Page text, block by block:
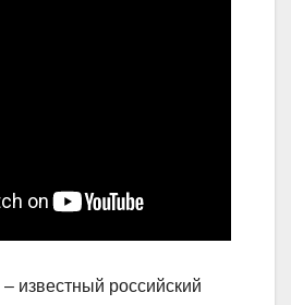
– известный российский